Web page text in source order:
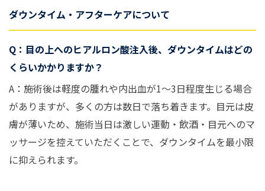
ダウンタイム・アフターケアについて
Q：目の上へのヒアルロン酸注入後、ダウンタイムはどの
くらいかかりますか？
A：施術後は軽度の腫れや内出血が1〜3日程度生じる場合
がありますが、多くの方は数日で落ち着きます。目元は皮
膚が薄いため、施術当日は激しい運動・飲酒・目元へのマ
ッサージを控えていただくことで、ダウンタイムを最小限
に抑えられます。